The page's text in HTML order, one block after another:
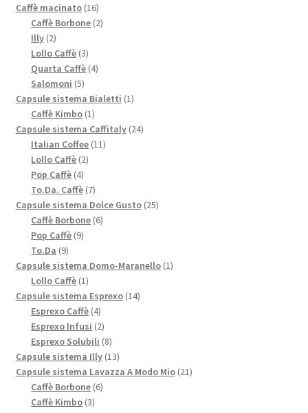
prodotti
Caffè macinato 1616
prodotti
Caffè Borbone 22
Illy 22
prodotti
Lollo Caffè 33
prodotti
Quarta Caffè 44
Salomoni 55
prodotti
Capsule sistema Bialetti 11
Caffè Kimbo 11
prodotto
Capsule sistema Caffitaly 2424
Italian Coffee 1111
Lollo Caffè 22
Pop Caffè 44
prodotti
To.Da. Caffè 77
prodotti
Capsule sistema Dolce Gusto 2525
Caffè Borbone 66
Pop Caffè 99
To.Da 99
prodotti
Capsule sistema Domo-Maranello 11
Lollo Caffè 11
prodotto
Capsule sistema Esprexo 1414
Esprexo Caffè 44
prodotti
Esprexo Infusi 22
prodotti
Esprexo Solubili 88
prodotti
Capsule sistema Illy 1313
prodotti
Capsule sistema Lavazza A Modo Mio 2121
Caffè Borbone 66
Caffè Kimbo 33